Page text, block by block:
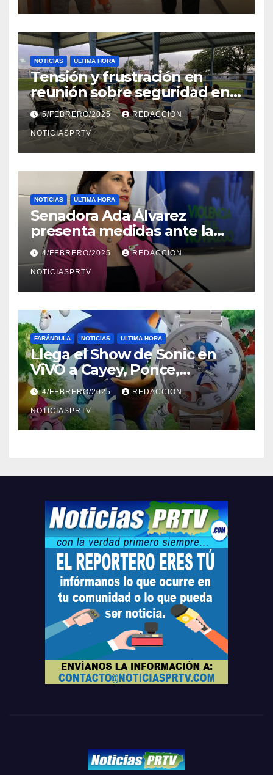
NOTICIAS ULTIMA HORA
Tensión y frustración en
reunión sobre seguridad en
Reparto Metropolitano
5/FEBRERO/2025 REDACCION
NOTICIASPRTV
NOTICIAS ULTIMA HORA
Senadora Ada Álvarez
presenta medidas ante la
violencia en el noviazgo
4/FEBRERO/2025 REDACCION
NOTICIASPRTV
FARÁNDULA NOTICIAS ULTIMA HORA
Llega el Show de Sonic en
ViVO a Cayey, Ponce,
Barceloneta y Humacao,
Relojes gratis para el que
compre ahora….
4/FEBRERO/2025 REDACCION
NOTICIASPRTV